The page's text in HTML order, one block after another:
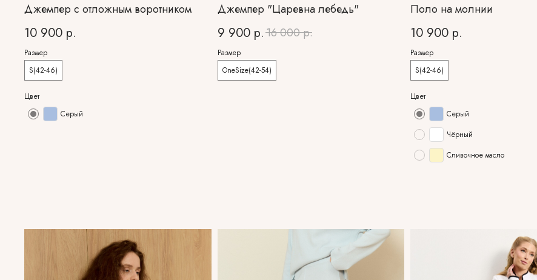
Джемпер с отложным воротником
10 900 р.
Размер
S(42-46)
Цвет
Серый
Джемпер "Царевна лебедь"
9 900 р.16 000р.
Размер
OneSize(42-54)
Поло на молнии
10 900 р.
Размер
S(42-46)
Цвет
Серый
Чёрный
Сливочное масло